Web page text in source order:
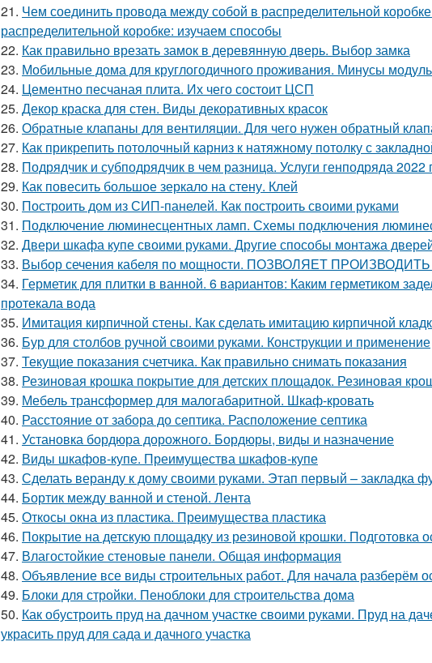
21. Чем соединить провода между собой в распределительной
распределительной коробке: изучаем способы
22. Как правильно врезать замок в деревянную дверь. Выбор замка
23. Мобильные дома для круглогодичного проживания. Минусы
24. Цементно песчаная плита. Их чего состоит ЦСП
25. Декор краска для стен. Виды декоративных красок
26. Обратные клапаны для вентиляции. Для чего нужен обратный
27. Как прикрепить потолочный карниз к натяжному потолку с
28. Подрядчик и субподрядчик в чем разница. Услуги генподряда 2022
29. Как повесить большое зеркало на стену. Клей
30. Построить дом из СИП-панелей. Как построить своими руками
31. Подключение люминесцентных ламп. Схемы подключения
32. Двери шкафа купе своими руками. Другие способы монтажа
33. Выбор сечения кабеля по мощности. ПОЗВОЛЯЕТ
34. Герметик для плитки в ванной. 6 вариантов: Каким герметиком
протекала вода
35. Имитация кирпичной стены. Как сделать имитацию кирпичной
36. Бур для столбов ручной своими руками. Конструкции и применение
37. Текущие показания счетчика. Как правильно снимать показания
38. Резиновая крошка покрытие для детских площадок. Резиновая
39. Мебель трансформер для малогабаритной. Шкаф-кровать
40. Расстояние от забора до септика. Расположение септика
41. Установка бордюра дорожного. Бордюры, виды и назначение
42. Виды шкафов-купе. Преимущества шкафов-купе
43. Сделать веранду к дому своими руками. Этап первый – закладка
44. Бортик между ванной и стеной. Лента
45. Откосы окна из пластика. Преимущества пластика
46. Покрытие на детскую площадку из резиновой крошки. Подготовка
47. Влагостойкие стеновые панели. Общая информация
48. Объявление все виды строительных работ. Для начала разберём
49. Блоки для стройки. Пеноблоки для строительства дома
50. Как обустроить пруд на дачном участке своими руками. Пруд на
украсить пруд для сада и дачного участка